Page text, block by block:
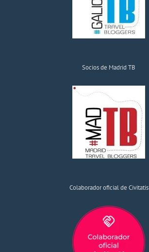
Socios de Madrid TB
Colaborador oficial de Civitatis